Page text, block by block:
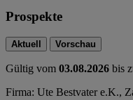
Prospekte
Aktuell Vorschau
Gültig vom 03.08.2026 bis
Firma: Ute Bestvater e.K.,